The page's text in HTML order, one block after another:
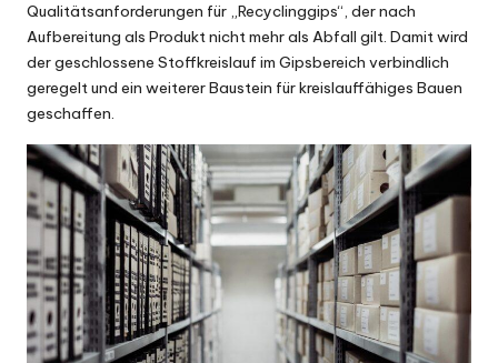
Qualitätsanforderungen für „Recyclinggips“, der nach
Aufbereitung als Produkt nicht mehr als Abfall gilt. Damit wird
der geschlossene Stoffkreislauf im Gipsbereich verbindlich
geregelt und ein weiterer Baustein für kreislauffähiges Bauen
geschaffen.